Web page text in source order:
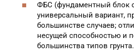
ФБС (фундаментный блок
универсальный вариант,
большинстве случаев;
несущей способностью и
большинства типов грунта.